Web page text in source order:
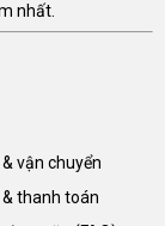
nhất.
vận chuyển
thanh toán